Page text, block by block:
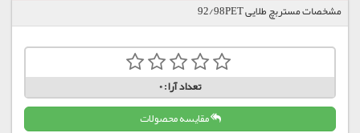
مشخصات مستربچ طلایی 92/98PET
تعداد آرا:0
مقایسه محصولات